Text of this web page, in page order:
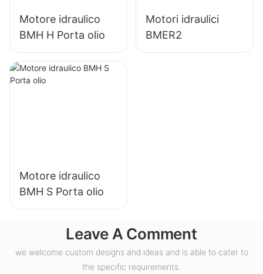
Motore idraulico
BMH H Porta olio
Motori idraulici
BMER2
Motore idraulico
BMH S Porta olio
Leave A Comment
we welcome custom designs and ideas and is able to cater to
the specific requirements.